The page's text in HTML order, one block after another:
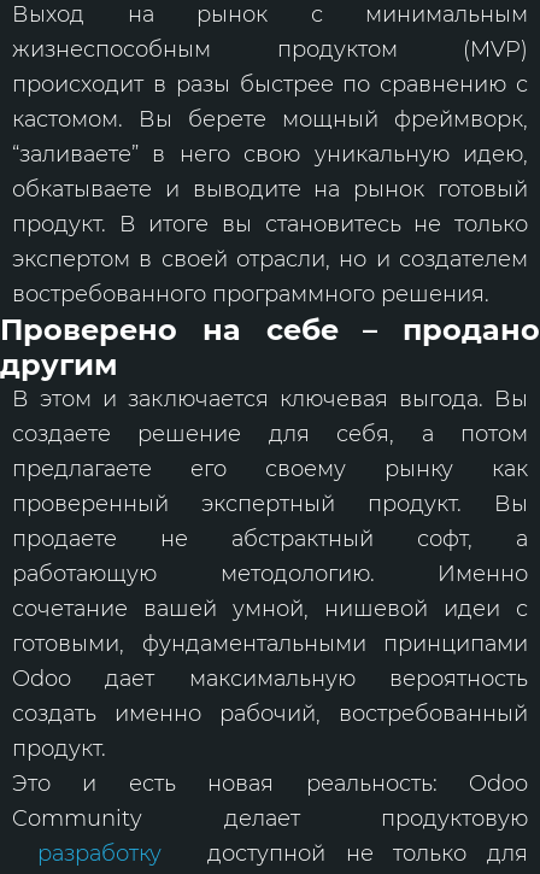
Выход на рынок с минимальным
жизнеспособным продуктом (MVP)
происходит в разы быстрее по сравнению с
кастомом. Вы берете мощный фреймворк,
“заливаете” в него свою уникальную идею,
обкатываете и выводите на рынок готовый
продукт. В итоге вы становитесь не только
экспертом в своей отрасли, но и создателем
востребованного программного решения.
Проверено на себе – продано
другим
В этом и заключается ключевая выгода. Вы
создаете решение для себя, а потом
предлагаете его своему рынку как
проверенный экспертный продукт. Вы
продаете не абстрактный софт, а
работающую методологию. Именно
сочетание вашей умной, нишевой идеи с
готовыми, фундаментальными принципами
Odoo дает максимальную вероятность
создать именно рабочий, востребованный
продукт.
Это и есть новая реальность: Odoo
Community делает продуктовую
разработку
доступной не только для